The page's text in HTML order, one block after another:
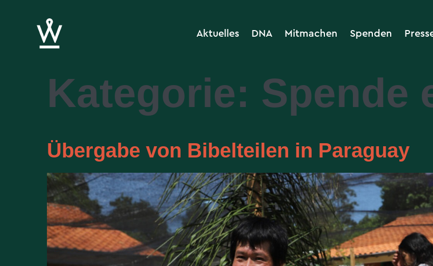
Aktuelles DNA Mitmachen Spenden
Kategorie: Spende
Übergabe von Bibelteilen in Paraguay